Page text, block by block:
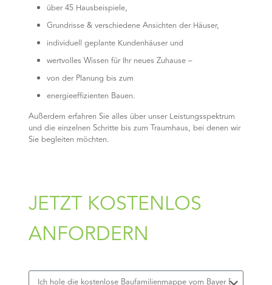
über 45 Hausbeispiele,
Grundrisse & verschiedene Ansichten der Häuser,
individuell geplante Kundenhäuser und
wertvolles Wissen für Ihr neues Zuhause –
von der Planung bis zum
energieeffizienten Bauen.
Außerdem erfahren Sie alles über unser Leistungsspektrum
und die einzelnen Schritte bis zum Traumhaus, bei denen wir
Sie begleiten möchten.
JETZT KOSTENLOS
ANFORDERN